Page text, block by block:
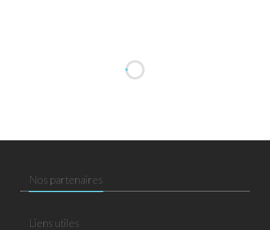
Nos partenaires
Liens utiles